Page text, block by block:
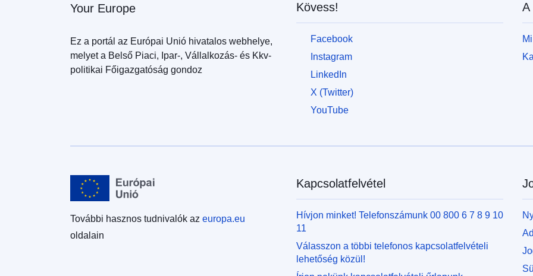
Your Europe
Ez a portál az Európai Unió hivatalos webhelye,
melyet a Belső Piaci, Ipar-, Vállalkozás- és Kkv-
politikai Főigazgatóság gondoz
Kövess!
Facebook
Instagram
LinkedIn
X (Twitter)
YouTube
A
További hasznos tudnivalók az europa.eu
oldalain
Kapcsolatfelvétel
Hívjon minket! Telefonszámunk 00 800 6 7 8 9 10
11
Válasszon a többi telefonos kapcsolatfelvételi
lehetőség közül!